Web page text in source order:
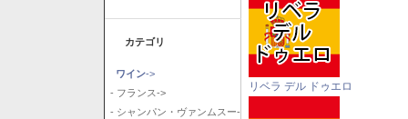
カテゴリ
ワイン->
- フランス->
- シャンパン・ヴァンムスー-
リベラ デル ドゥエロ